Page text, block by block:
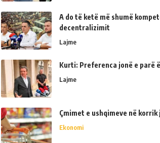
A do të ketë më shumë
decentralizimit
Lajme
Kurti: Preferenca jonë e parë
Lajme
Çmimet e ushqimeve në
Ekonomi